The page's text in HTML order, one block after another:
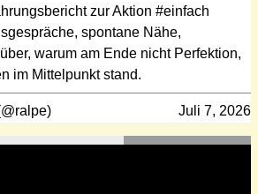
zur Aktion #einfach
spontane Nähe,
warum am Ende nicht Perfektion,
im Mittelpunkt stand.
Juli 7, 2026